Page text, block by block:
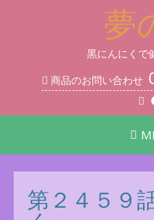
夢
黒にんにくで
商品のお問い合わせ
第２４５９